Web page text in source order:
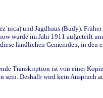
und Jagdhaus (Budy).
wurde im Jahr 1911 aufgeteilt
ländlichen Gemeinden, in den
Transkription ist von einer
Deshalb wird kein Anspruch